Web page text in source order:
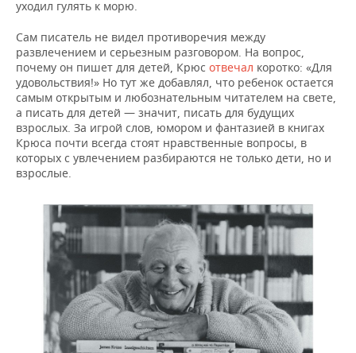
уходил гулять к морю.
Сам писатель не видел противоречия между
развлечением и серьезным разговором. На вопрос,
почему он пишет для детей, Крюс отвечал коротко: «Для
удовольствия!» Но тут же добавлял, что ребенок остается
самым открытым и любознательным читателем на свете,
а писать для детей — значит, писать для будущих
взрослых. За игрой слов, юмором и фантазией в книгах
Крюса почти всегда стоят нравственные вопросы, в
которых с увлечением разбираются не только дети, но и
взрослые.